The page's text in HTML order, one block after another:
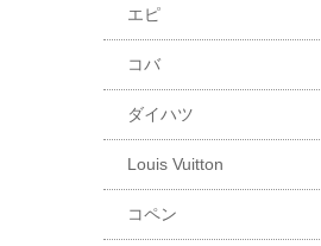
エピ
コバ
ダイハツ
Louis Vuitton
コペン